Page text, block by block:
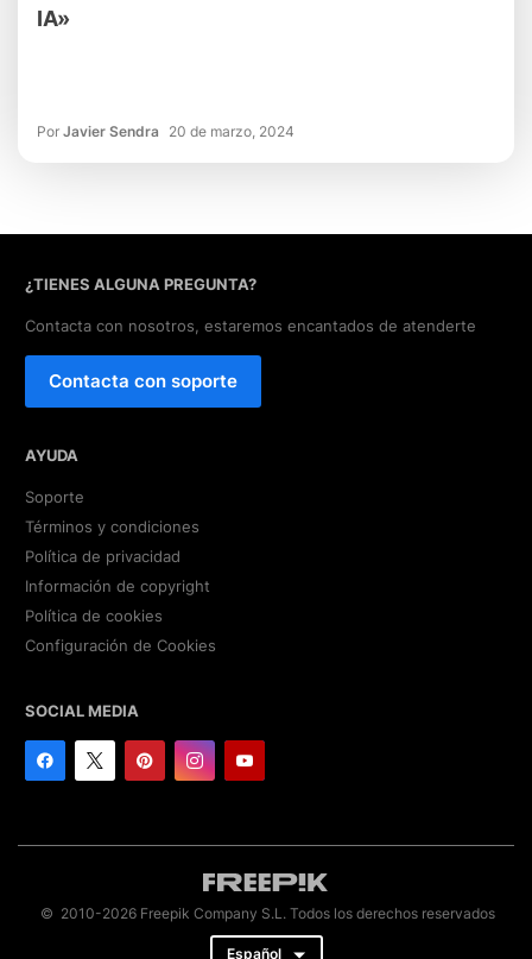
IA»
Por Javier Sendra 20 de marzo, 2024
¿TIENES ALGUNA PREGUNTA?
Contacta con nosotros, estaremos encantados de atenderte
Contacta con soporte
AYUDA
Soporte
Términos y condiciones
Política de privacidad
Información de copyright
Política de cookies
Configuración de Cookies
SOCIAL MEDIA
© 2010-2026 Freepik Company S.L. Todos los derechos reservados
Español